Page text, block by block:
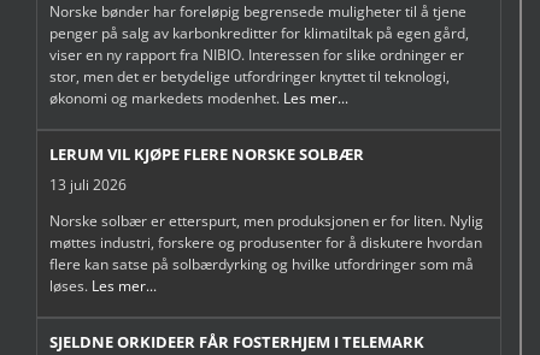
Norske bønder har foreløpig begrensede muligheter til å tjene
penger på salg av karbonkreditter for klimatiltak på egen gård,
viser en ny rapport fra NIBIO. Interessen for slike ordninger er
stor, men det er betydelige utfordringer knyttet til teknologi,
økonomi og markedets modenhet. Les mer...
LERUM VIL KJØPE FLERE NORSKE SOLBÆR
13 juli 2026
Norske solbær er etterspurt, men produksjonen er for liten. Nylig
møttes industri, forskere og produsenter for å diskutere hvordan
flere kan satse på solbærdyrking og hvilke utfordringer som må
løses. Les mer...
SJELDNE ORKIDEER FÅR FOSTERHJEM I TELEMARK